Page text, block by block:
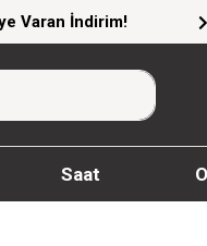
Varan İndirim!
Saat